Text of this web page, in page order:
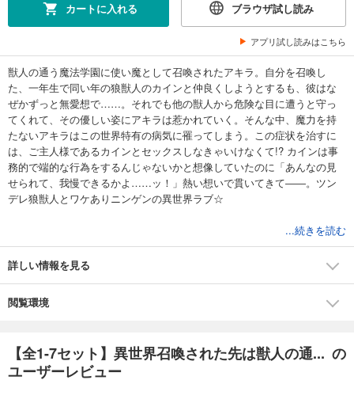
カートに入れる ブラウザ試し読み
アプリ試し読みはこちら
獣人の通う魔法学園に使い魔として召喚されたアキラ。自分を召喚し
た、一年生で同い年の狼獣人のカインと仲良くしようとするも、彼はな
ぜかずっと無愛想で……。それでも他の獣人から危険な目に遭うと守っ
てくれて、その優しい姿にアキラは惹かれていく。そんな中、魔力を持
たないアキラはこの世界特有の病気に罹ってしまう。この症状を治すに
は、ご主人様であるカインとセックスしなきゃいけなくて!? カインは事
務的で端的な行為をするんじゃないかと想像していたのに「あんなの見
せられて、我慢できるかよ……ッ！」熱い想いで貫いてきて――。ツン
デレ狼獣人とワケありニンゲンの異世界ラブ☆
※こちらは単話1～7話のセット版です。重複購入にご注意ください。
...続きを読む
詳しい情報を見る
閲覧環境
【全1-7セット】異世界召喚された先は獣人の通... の
ユーザーレビュー